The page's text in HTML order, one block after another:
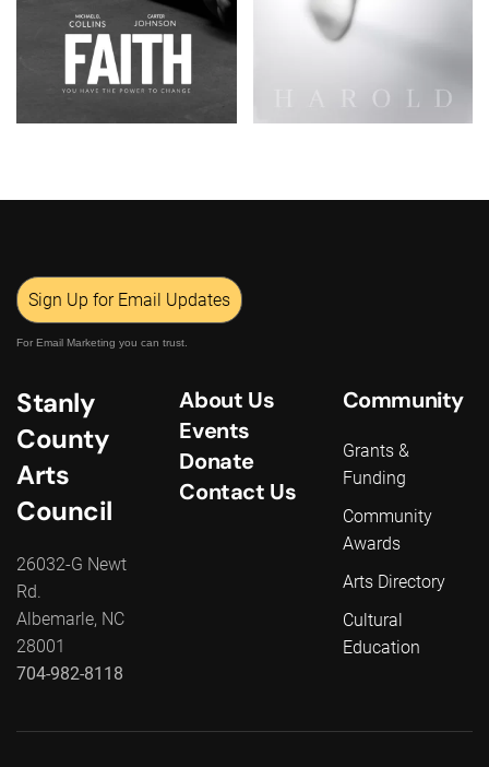
Sign Up for Email Updates
For Email Marketing you can trust.
Stanly
County
Arts
Council
26032-G Newt
Rd.
Albemarle, NC
28001
704-982-8118
About Us
Events
Donate
Contact Us
Community
Grants &
Funding
Community
Awards
Arts Directory
Cultural
Education